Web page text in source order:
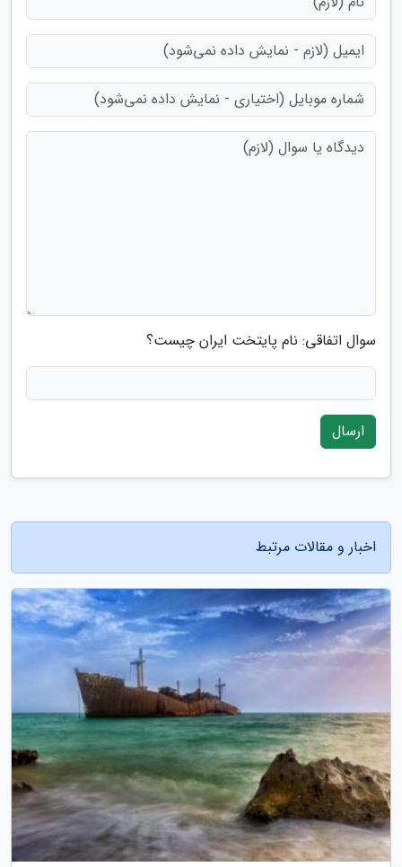
سوال اتفاقی: نام پایتخت ایران چیست؟
ارسال
اخبار و مقالات مرتبط